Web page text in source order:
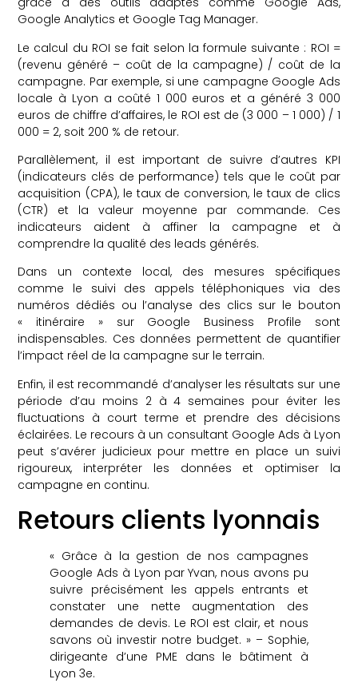
Google Analytics et Google Tag Manager.
Le calcul du ROI se fait selon la formule suivante : ROI =
(revenu généré – coût de la campagne) / coût de la
campagne. Par exemple, si une campagne Google Ads
locale à Lyon a coûté 1 000 euros et a généré 3 000
euros de chiffre d’affaires, le ROI est de (3 000 – 1 000) / 1
000 = 2, soit 200 % de retour.
Parallèlement, il est important de suivre d’autres KPI
(indicateurs clés de performance) tels que le coût par
acquisition (CPA), le taux de conversion, le taux de clics
(CTR) et la valeur moyenne par commande. Ces
indicateurs aident à affiner la campagne et à
comprendre la qualité des leads générés.
Dans un contexte local, des mesures spécifiques
comme le suivi des appels téléphoniques via des
numéros dédiés ou l’analyse des clics sur le bouton
« itinéraire » sur Google Business Profile sont
indispensables. Ces données permettent de quantifier
l’impact réel de la campagne sur le terrain.
Enfin, il est recommandé d’analyser les résultats sur une
période d’au moins 2 à 4 semaines pour éviter les
fluctuations à court terme et prendre des décisions
éclairées. Le recours à un consultant Google Ads à Lyon
peut s’avérer judicieux pour mettre en place un suivi
rigoureux, interpréter les données et optimiser la
campagne en continu.
Retours clients lyonnais
« Grâce à la gestion de nos campagnes
Google Ads à Lyon par Yvan, nous avons pu
suivre précisément les appels entrants et
constater une nette augmentation des
demandes de devis. Le ROI est clair, et nous
savons où investir notre budget. » – Sophie,
dirigeante d’une PME dans le bâtiment à
Lyon 3e.